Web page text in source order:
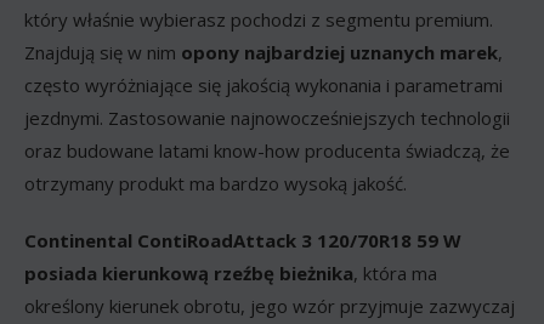
który właśnie wybierasz pochodzi z segmentu premium.
Znajdują się w nim opony najbardziej uznanych marek,
często wyróżniające się jakością wykonania i parametrami
jezdnymi. Zastosowanie najnowocześniejszych technologii
oraz budowane latami know-how producenta świadczą, że
otrzymany produkt ma bardzo wysoką jakość.
Continental ContiRoadAttack 3 120/70R18 59 W
posiada kierunkową rzeźbę bieżnika, która ma
określony kierunek obrotu, jego wzór przyjmuje zazwyczaj